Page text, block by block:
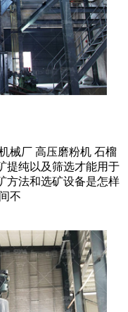
械厂 高压磨粉机 石榴
提纯以及筛选才能用于
方法和选矿设备是怎样
不